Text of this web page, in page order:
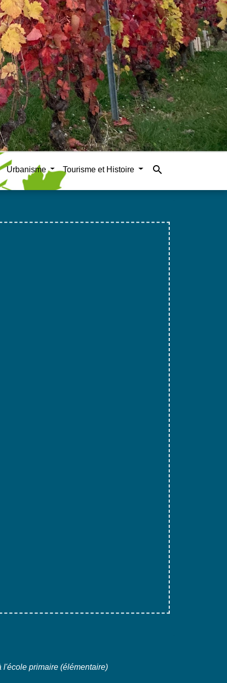
Urbanisme Tourisme et Histoire search
l'école primaire (élémentaire)